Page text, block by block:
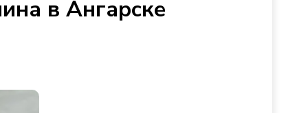
в Ангарске